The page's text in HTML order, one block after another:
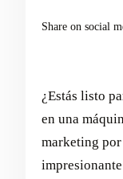
Share on social
¿Estás listo
en una
marketing
impresionante